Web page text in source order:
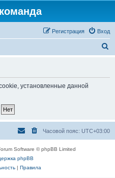
Вход
Регистрация
установленные данной
Часовой пояс: UTC+03:00
Software © phpBB Limited
phpBB
| Правила